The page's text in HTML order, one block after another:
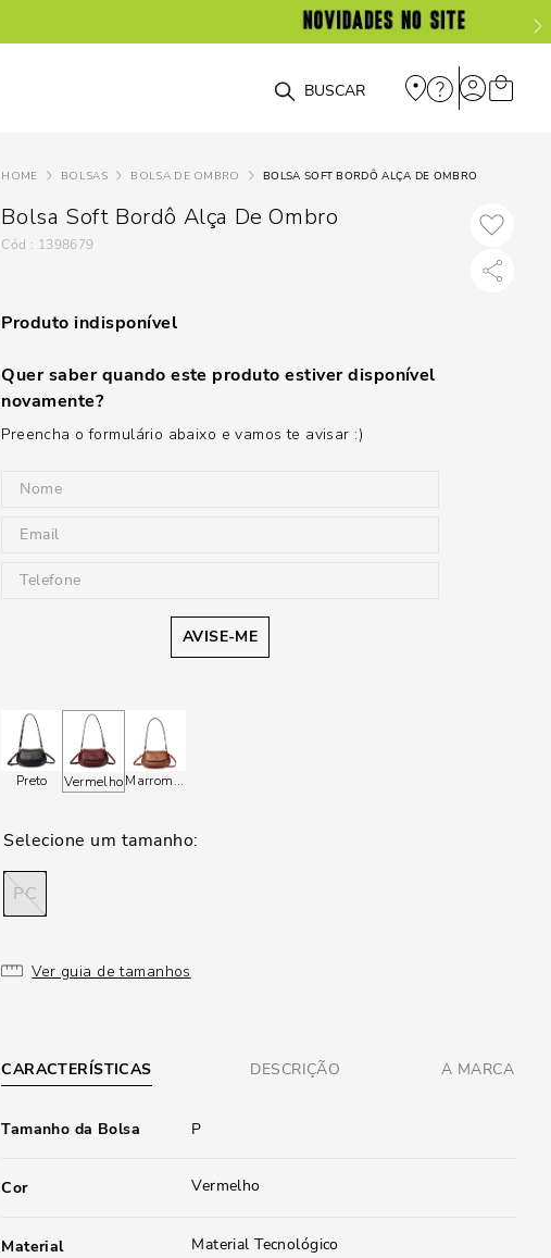
O que você está procurando?
BOLSAS BOLSA DE OMBRO BOLSA SOFT BORDÔ ALÇA DE OMBRO
Bolsa Soft Bordô Alça De Ombro
: 1398679
Produto indisponível
Quer saber quando este produto estiver disponível
novamente?
Preencha o formulário abaixo e vamos te avisar :)
AVISE-ME
Preto Vermelho Marrom
Marrom
PC
Ver guia de tamanhos
CARACTERÍSTICAS DESCRIÇÃO A MARCA
Tamanho da Bolsa P
Cor Vermelho
Material Material Tecnológico